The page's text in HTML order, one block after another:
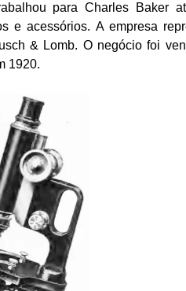
para Charles Baker
e acessórios. A empresa
& Lomb. O negócio foi
1920.